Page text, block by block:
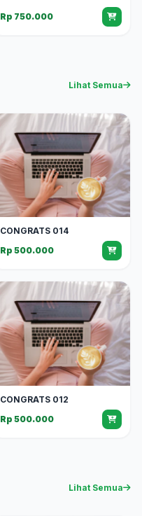
Rp 750.000
Lihat Semua
CONGRATS 014
Rp 500.000
CONGRATS 012
Rp 500.000
Lihat Semua